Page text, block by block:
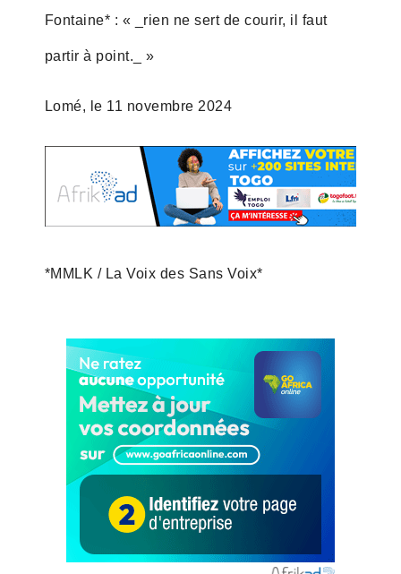
Fontaine* : « _rien ne sert de courir, il faut
partir à point._ »
Lomé, le 11 novembre 2024
*MMLK / La Voix des Sans Voix*